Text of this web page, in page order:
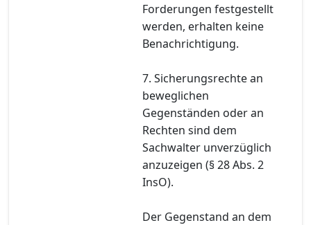
Forderungen festgestellt
werden, erhalten keine
Benachrichtigung.
7. Sicherungsrechte an
beweglichen
Gegenständen oder an
Rechten sind dem
Sachwalter unverzüglich
anzuzeigen (§ 28 Abs. 2
InsO).
Der Gegenstand an dem